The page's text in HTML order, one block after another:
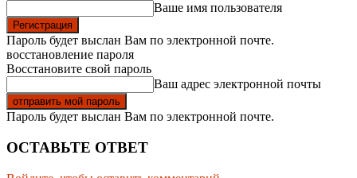
Ваше имя пользователя
Пароль будет выслан Вам по электронной почте.
восстановление пароля
Восстановите свой пароль
Ваш адрес электронной почты
Пароль будет выслан Вам по электронной почте.
ОСТАВЬТЕ ОТВЕТ